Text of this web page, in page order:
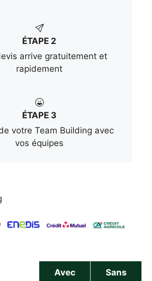
ÉTAPE 2
arrive gratuitement et
rapidement
ÉTAPE 3
votre Team Building avec
vos équipes
Avec
Sans